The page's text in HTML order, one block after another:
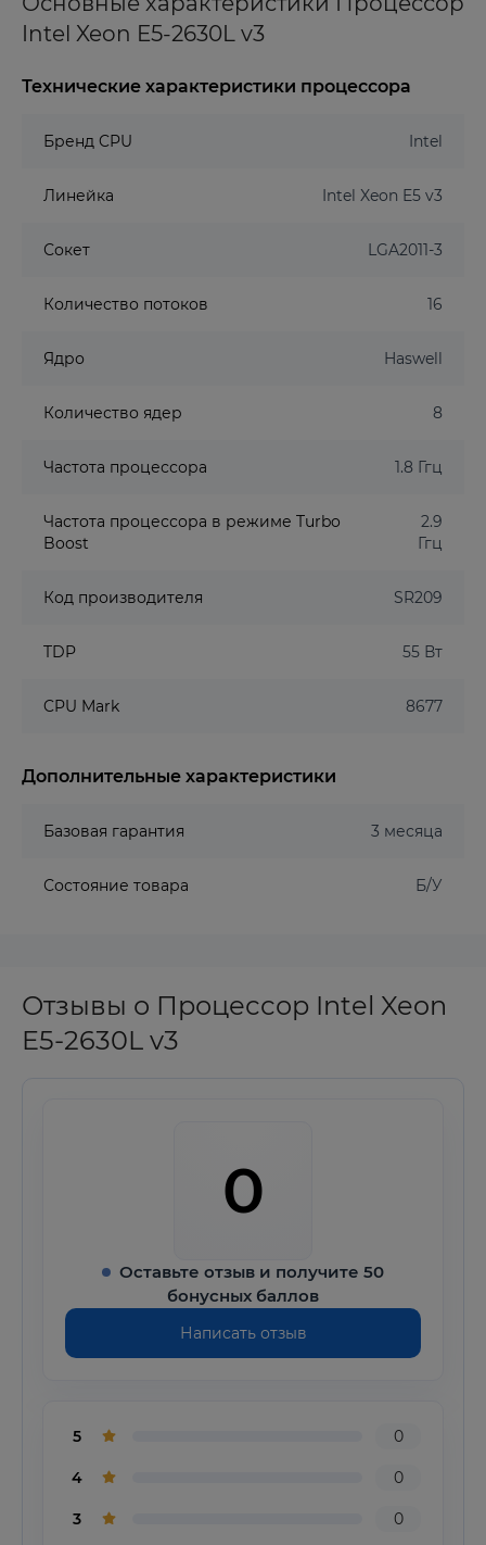
Intel Xeon E5-2630L v3
Технические характеристики процессора
Бренд CPU Intel
Линейка Intel Xeon E5 v3
Сокет LGA2011-3
Количество потоков 16
Ядро Haswell
Количество ядер 8
Частота процессора 1.8 Ггц
Частота процессора в режиме Turbo
Boost
2.9
Ггц
Код производителя SR209
TDP 55 Вт
CPU Mark 8677
Дополнительные характеристики
Базовая гарантия 3 месяца
Состояние товара Б/У
Отзывы о Процессор Intel Xeon
E5-2630L v3
0
Оставьте отзыв и получите 50
бонусных баллов
Написать отзыв
5 0
4 0
3 0